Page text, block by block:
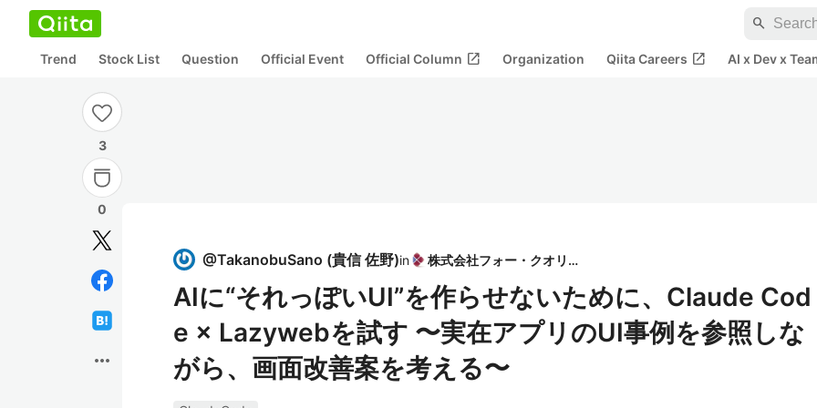
search
Trend Stock List Question Official Event Official Column open_in_new Organization Qiita Careers open_in_new AI x Dev x
3
0
more_horiz
@TakanobuSano (貴信 佐野)in 株式会社フォー・クオリア
AIに“それっぽいUI”を作らせないために、Claude Cod
e × Lazywebを試す 〜実在アプリのUI事例を参照しな
がら、画面改善案を考える〜